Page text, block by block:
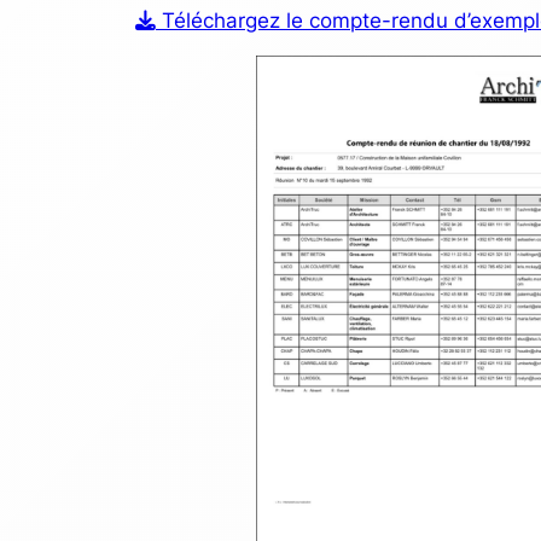
Téléchargez le compte-rendu